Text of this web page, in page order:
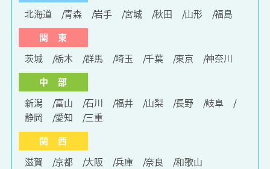
北海道
青森 岩手 宮城 秋田 山形
福島
関 東
茨城
栃木 群馬 埼玉 千葉 東京
神奈川
中 部
新潟
富山 石川 福井 山梨 長野
岐阜
静岡
愛知
三重
関 西
滋賀
京都 大阪 兵庫 奈良
和歌山